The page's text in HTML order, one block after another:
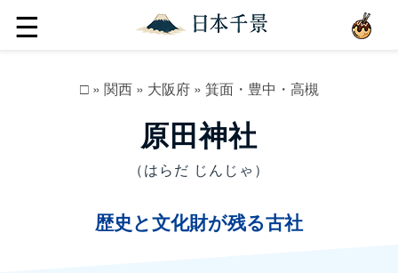
☰
□» 関西» 大阪府» 箕面・豊中・高槻
原田神社
（はらだ じんじゃ）
歴史と文化財が残る古社